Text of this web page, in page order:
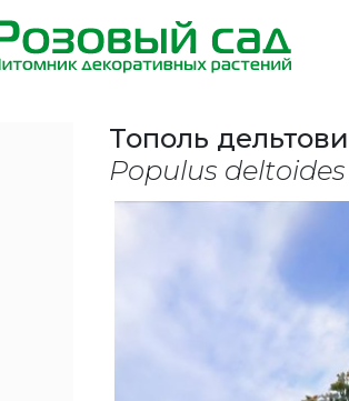
Тополь
Populus